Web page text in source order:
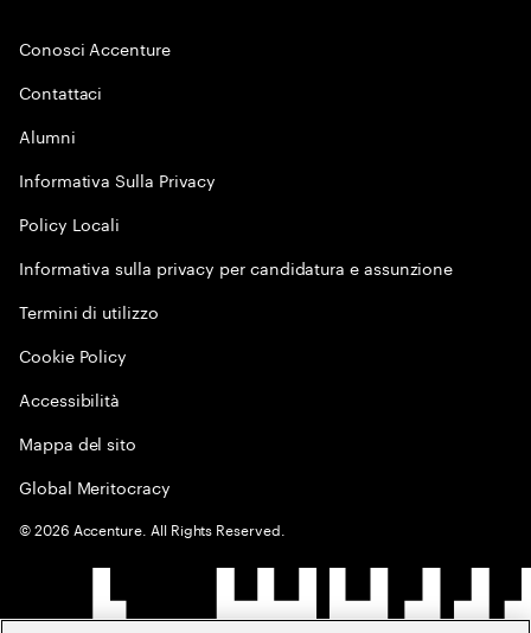
Conosci Accenture
Contattaci
Alumni
Informativa Sulla Privacy
Policy Locali
Informativa sulla privacy per candidatura e assunzione
Termini di utilizzo
Cookie Policy
Accessibilità
Mappa del sito
Global Meritocracy
©2026 Accenture. All Rights Reserved.